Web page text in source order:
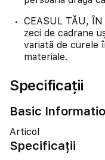
CEASUL TĂU,
zeci de cadrane
variată de curele
materiale.
Specificații
Basic
Articol
Specificații